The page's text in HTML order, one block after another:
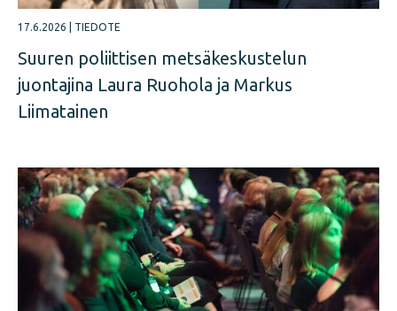
17.6.2026 TIEDOTE
Suuren poliittisen metsäkeskustelun
juontajina Laura Ruohola ja Markus
Liimatainen